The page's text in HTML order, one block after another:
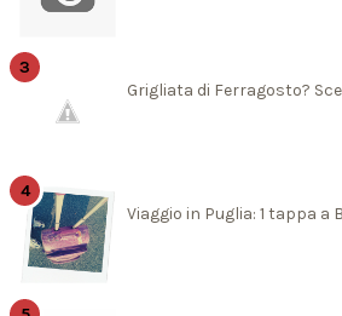
Grigliata di Ferragosto?
Viaggio in Puglia: 1 tappa a